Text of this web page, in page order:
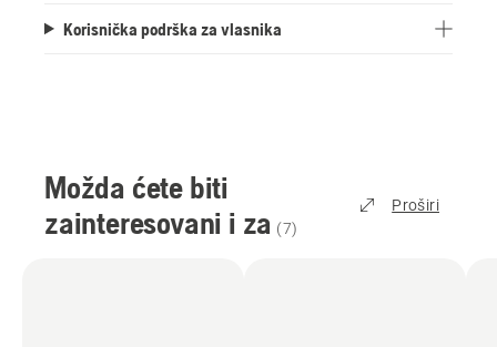
Korisnička podrška za vlasnika
Možda ćete biti
zainteresovani i za (7)
Proširi